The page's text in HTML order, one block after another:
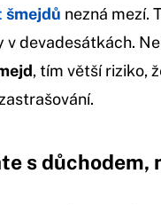
šmejdů nezná mezí.
v devadesátkách.
, tím větší riziko,
s důchodem,